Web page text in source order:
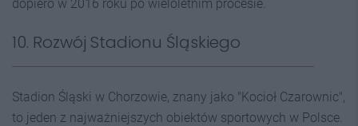
dopiero w 2016 roku po wieloletnim procesie.
10. Rozwój Stadionu Śląskiego
Stadion Śląski w Chorzowie, znany jako "Kocioł Czarownic",
to jeden z najważniejszych obiektów sportowych w Polsce.